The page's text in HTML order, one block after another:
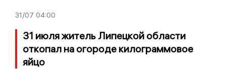
31/07 04:00
31 июля житель Липецкой области
откопал на огороде килограммовое
яйцо